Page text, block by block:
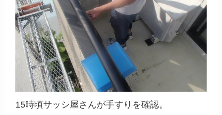
15時頃サッシ屋さんが手すりを確認。